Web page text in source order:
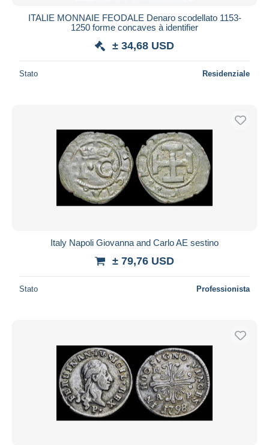
ITALIE MONNAIE FEODALE Denaro scodellato 1153-
1250 forme concaves à identifier
± 34,68 USD
Stato Residenziale
Italy Napoli Giovanna and Carlo AE sestino
± 79,76 USD
Stato Professionista